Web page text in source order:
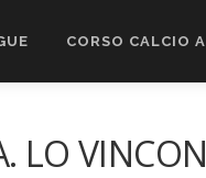
CORSO CALCIO
LO